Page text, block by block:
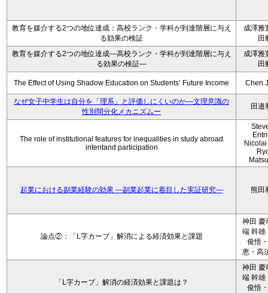
教育を媒介する2つの地位達成：高校ランク・学科が到達階層に与え
る効果の検証
成澤雅
田
教育を媒介する2つの地位達成―高校ランク・学科が到達階層に与え
る効果の検証―
成澤雅
田
The Effect of Using Shadow Education on Students’ Future Income Chen
なぜ女子中学生は自分を「理系」と評価しにくいのか—文理意識の
性別間分化メカニズムー
田邉
The role of institutional features for inequalities in study abroad
intentand participation
起業における副業経験の効果 ―副業起業に着目した実証研究― 熊田
論点②：「L字カーブ」解消による経済効果と課題
神田 慶
端 幹雄
俊悟
恵・高
「L字カーブ」解消の経済効果と課題は？
神田 慶
端 幹雄
俊悟